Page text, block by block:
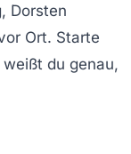
Dorsten
Ort. Starte
du genau,